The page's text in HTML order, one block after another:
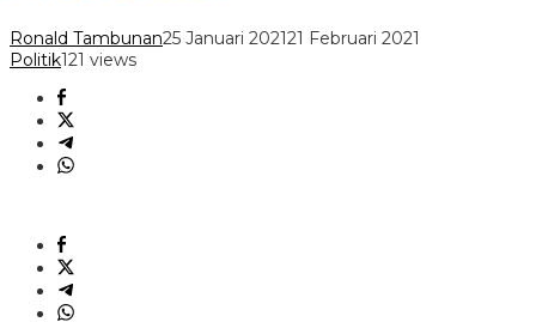
Ronald Tambunan25 Januari 202121 Februari 2021
Politik121 views